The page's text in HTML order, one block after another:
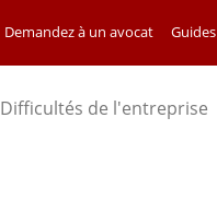
Demandez à un avocat Guides
Difficultés de l'entreprise